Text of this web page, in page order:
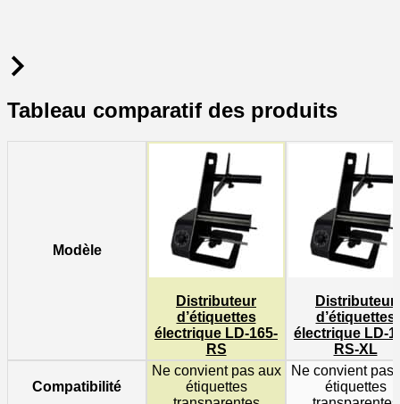
Tableau comparatif des produits
Modèle
Distributeur
d’étiquettes
électrique LD-165-
RS
Distributeur
d’étiquettes
électrique LD-
RS-XL
Compatibilité
Ne convient pas aux
étiquettes
Ne convient pas
étiquettes